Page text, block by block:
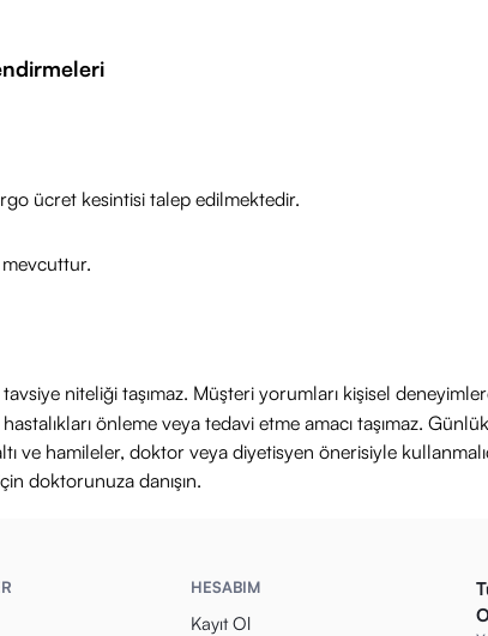
ücret kesintisi talep edilmektedir.
mevcuttur.
niteliği taşımaz. Müşteri yorumları kişisel
önleme veya tedavi etme amacı taşımaz.
ve hamileler, doktor veya diyetisyen önerisiyle
doktorunuza danışın.
HESABIM
Kayıt Ol